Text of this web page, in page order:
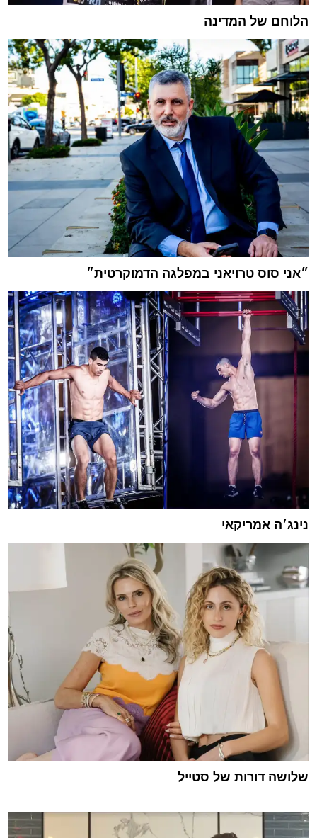
הלוחם של המדינה
״אני סוס טרויאני במפלגה הדמוקרטית״
נינג׳ה אמריקאי
שלושה דורות של סטייל